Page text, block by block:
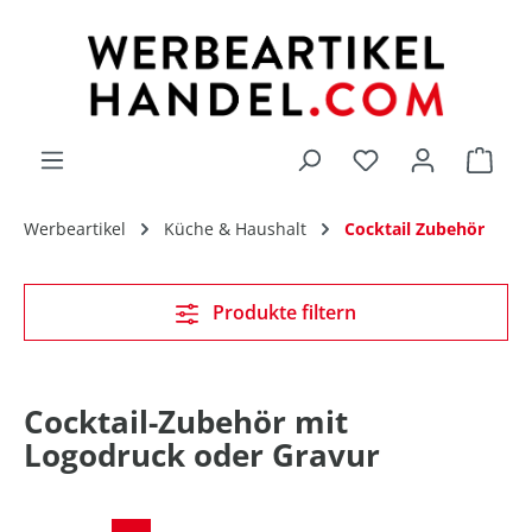
Du hast 0
Werbeartikel Küche & Haushalt Cocktail Zubehör
Cocktail-Zubehör mit
Logodruck oder Gravur
Produkte filtern